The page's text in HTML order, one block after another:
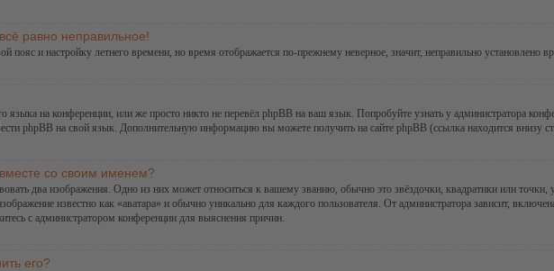
равно неправильное!
пояс и настройку летнего времени, но время отображается по-прежнему неверное, значит, неправильно установлено
языка на конференции, или же просто никто не перевёл phpBB на ваш язык. Попробуйте узнать у администратора
phpBB на свой язык. Дополнительную информацию вы можете получить на сайте phpBB (ссылка находится внизу
со своим именем?
два изображения. Одно из них может относиться к вашему званию, обычно это звёздочки, квадратики или
известно как «аватара» и обычно уникально для каждого пользователя. От администратора зависит,
с администратором конференции для выяснения причин.
его?